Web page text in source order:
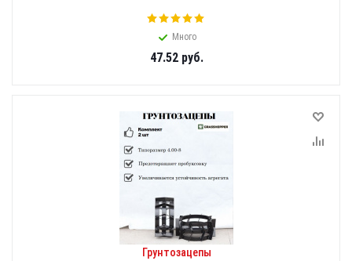
Много
47.52руб.
Грунтозацепы